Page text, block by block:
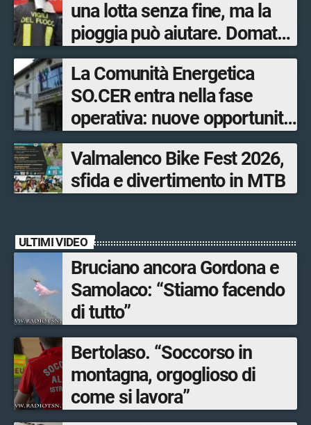
una lotta senza fine, ma la
pioggia può aiutare. Domato
l’incendio a Novate Mezzola
La Comunità Energetica
SO.CER entra nella fase
operativa: nuove opportunità
per cittadini, imprese e
comuni.
Valmalenco Bike Fest 2026,
sfida e divertimento in MTB
ULTIMI VIDEO
Bruciano ancora Gordona e
Samolaco: “Stiamo facendo
di tutto”
Bertolaso. “Soccorso in
montagna, orgoglioso di
come si lavora”